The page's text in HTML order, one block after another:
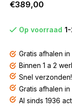
€389,00
Op voorraad
Gratis afhalen
Binnen 1 a 2
Snel verzonden!
Gratis afhalen
Al sinds 1936